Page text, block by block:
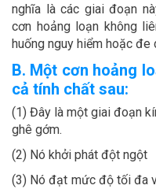
nghĩa là các giai đoạn
cơn hoảng loạn không
huống nguy hiểm hoặc đe
B. Một cơn hoảng
cả tính chất sau:
(1) Đây là một giai đoạn
ghê gớm.
(2) Nó khởi phát đột ngột
(3) Nó đạt mức độ tối đa